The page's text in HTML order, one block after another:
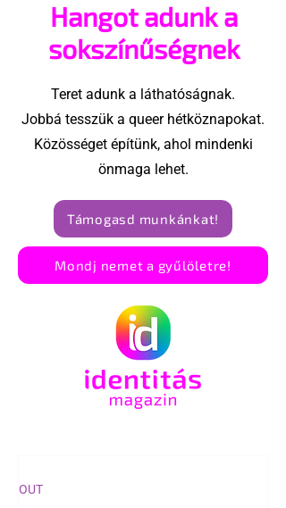
Magnum szauna élén
Hangot adunk a
sokszínűségnek
Teret adunk a láthatóságnak.
Jobbá tesszük a queer hétköznapokat.
Közösséget építünk, ahol mindenki
önmaga lehet.
Támogasd munkánkat!
Mondj nemet a gyűlöletre!
OUT